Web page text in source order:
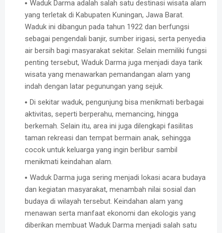
Waduk Darma adalah salah satu destinasi wisata alam
yang terletak di Kabupaten Kuningan, Jawa Barat.
Waduk ini dibangun pada tahun 1922 dan berfungsi
sebagai pengendali banjir, sumber irigasi, serta penyedia
air bersih bagi masyarakat sekitar. Selain memiliki fungsi
penting tersebut, Waduk Darma juga menjadi daya tarik
wisata yang menawarkan pemandangan alam yang
indah dengan latar pegunungan yang sejuk.
Di sekitar waduk, pengunjung bisa menikmati berbagai
aktivitas, seperti berperahu, memancing, hingga
berkemah. Selain itu, area ini juga dilengkapi fasilitas
taman rekreasi dan tempat bermain anak, sehingga
cocok untuk keluarga yang ingin berlibur sambil
menikmati keindahan alam.
Waduk Darma juga sering menjadi lokasi acara budaya
dan kegiatan masyarakat, menambah nilai sosial dan
budaya di wilayah tersebut. Keindahan alam yang
menawan serta manfaat ekonomi dan ekologis yang
diberikan membuat Waduk Darma menjadi salah satu